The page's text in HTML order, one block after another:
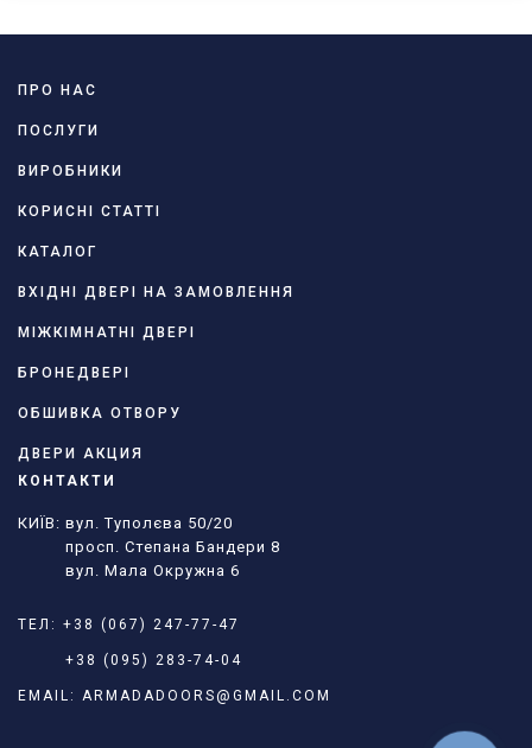
ПРО НАС
ПОСЛУГИ
ВИРОБНИКИ
КОРИСНІ СТАТТІ
КАТАЛОГ
ВХІДНІ ДВЕРІ НА ЗАМОВЛЕННЯ
МІЖКІМНАТНІ ДВЕРІ
БРОНЕДВЕРІ
ОБШИВКА ОТВОРУ
ДВЕРИ АКЦИЯ
КОНТАКТИ
КИЇВ: вул. Туполєва 50/20
просп. Степана Бандери 8
вул. Мала Окружна 6
ТЕЛ: +38 (067) 247-77-47
+38 (095) 283-74-04
EMAIL: ARMADADOORS@GMAIL.COM